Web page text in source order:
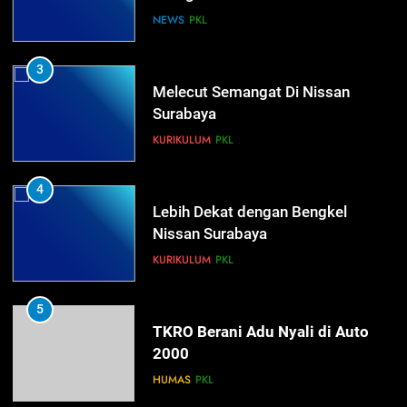
Kompetensi Keahlian TKRO
NEWS PKL
3
Melecut Semangat Di Nissan
Surabaya
KURIKULUM PKL
4
Lebih Dekat dengan Bengkel
Nissan Surabaya
KURIKULUM PKL
5
TKRO Berani Adu Nyali di Auto
2000
HUMAS PKL